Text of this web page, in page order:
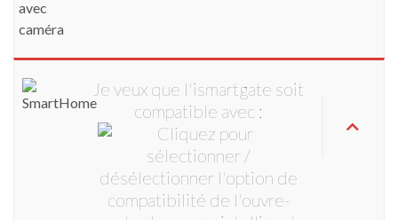
Je veux que l'ismartgate soit
compatible avec :